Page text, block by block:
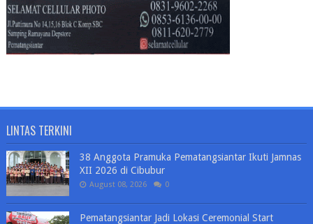
LINTAS TERKINI
38 Anggota Pramuka Pematangsiantar Ikuti Jamnas
XII 2026 di Cibubur
August 08, 2026 0
Pematangsiantar Jadi Lokasi Ceremonial Start